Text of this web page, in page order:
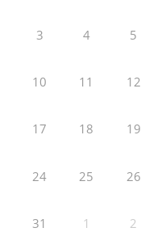
3 4 5
10 11 12
17 18 19
24 25 26
31 1 2